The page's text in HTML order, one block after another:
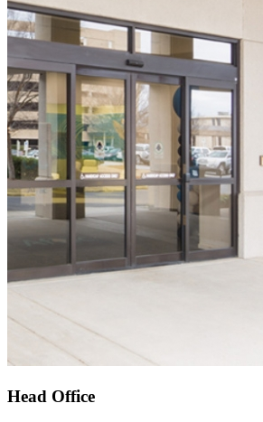
Head Office